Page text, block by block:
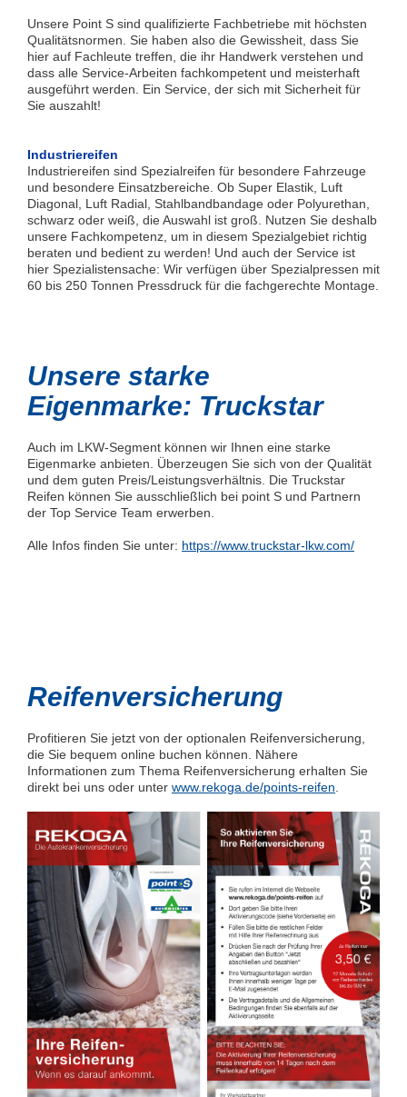
Unsere Point S sind qualifizierte Fachbetriebe mit höchsten
Qualitätsnormen. Sie haben also die Gewissheit, dass Sie
hier auf Fachleute treffen, die ihr Handwerk verstehen und
dass alle Service-Arbeiten fachkompetent und meisterhaft
ausgeführt werden. Ein Service, der sich mit Sicherheit für
Sie auszahlt!
Industriereifen
Industriereifen sind Spezialreifen für besondere Fahrzeuge
und besondere Einsatzbereiche. Ob Super Elastik, Luft
Diagonal, Luft Radial, Stahlbandbandage oder Polyurethan,
schwarz oder weiß, die Auswahl ist groß. Nutzen Sie deshalb
unsere Fachkompetenz, um in diesem Spezialgebiet richtig
beraten und bedient zu werden! Und auch der Service ist
hier Spezialistensache: Wir verfügen über Spezialpressen mit
60 bis 250 Tonnen Pressdruck für die fachgerechte Montage.
Unsere starke
Eigenmarke: Truckstar
Auch im LKW-Segment können wir Ihnen eine starke
Eigenmarke anbieten. Überzeugen Sie sich von der Qualität
und dem guten Preis/Leistungsverhältnis. Die Truckstar
Reifen können Sie ausschließlich bei point S und Partnern
der Top Service Team erwerben.
Alle Infos finden Sie unter: https://www.truckstar-lkw.com/
Reifenversicherung
Profitieren Sie jetzt von der optionalen Reifenversicherung,
die Sie bequem online buchen können. Nähere
Informationen zum Thema Reifenversicherung erhalten Sie
direkt bei uns oder unter www.rekoga.de/points-reifen.